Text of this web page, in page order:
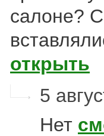
салоне?
открыть
5
Нет